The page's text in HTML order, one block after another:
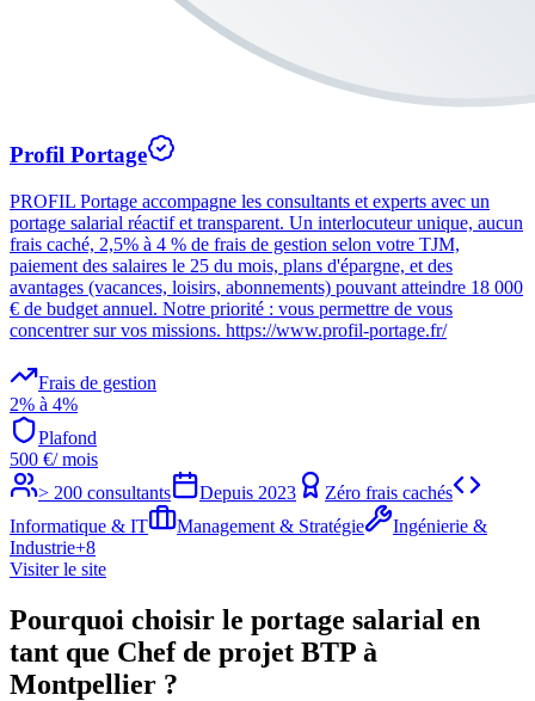
Profil Portage
PROFIL Portage accompagne les consultants et experts avec un
portage salarial réactif et transparent. Un interlocuteur unique, aucun
frais caché, 2,5% à 4 % de frais de gestion selon votre TJM,
paiement des salaires le 25 du mois, plans d'épargne, et des
avantages (vacances, loisirs, abonnements) pouvant atteindre 18 000
€ de budget annuel. Notre priorité : vous permettre de vous
concentrer sur vos missions. https://www.profil-portage.fr/
Frais de gestion
2% à 4%
Plafond
500 €/ mois
> 200 consultants
Depuis 2023
Zéro frais cachés
Informatique & IT
Management & Stratégie
Ingénierie &
Industrie+8
Visiter le site
Pourquoi choisir le portage salarial en
tant que Chef de projet BTP à
Montpellier ?